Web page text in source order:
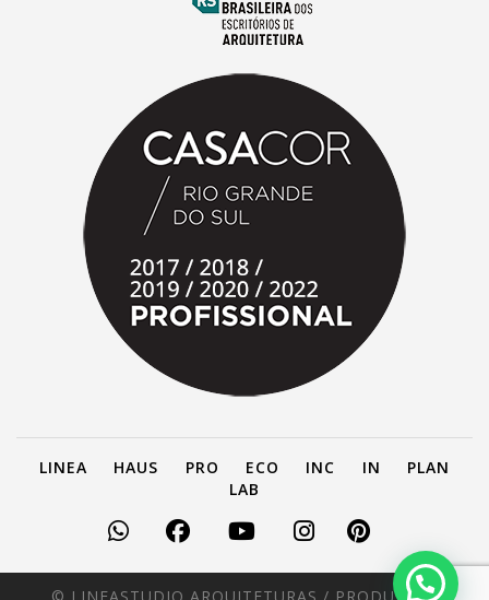
LINEA HAUS PRO ECO INC IN
PLAN
LAB